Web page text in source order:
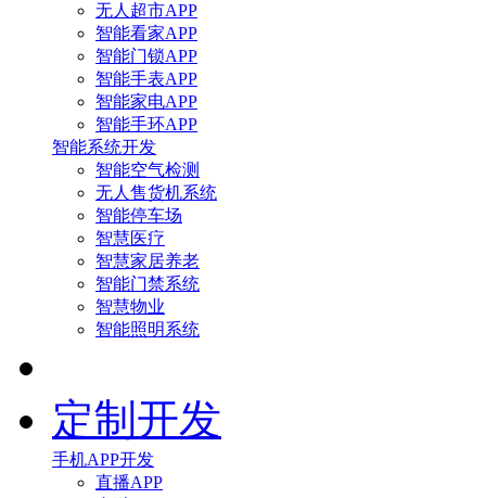
无人超市APP
智能看家APP
智能门锁APP
智能手表APP
智能家电APP
智能手环APP
智能系统开发
智能空气检测
无人售货机系统
智能停车场
智慧医疗
智慧家居养老
智能门禁系统
智慧物业
智能照明系统
定制开发
手机APP开发
直播APP